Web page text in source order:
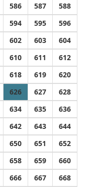
586 587
588
594 595
596
602 603
604
610 611
612
618 619
620
626 627
628
634 635
636
642 643
644
650 651
652
658 659
660
666 667
668